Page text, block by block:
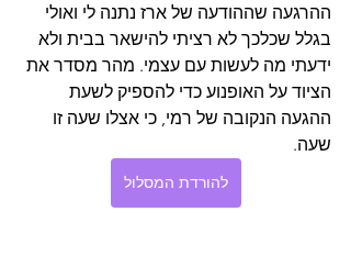
ההרגעה שההודעה של ארז נתנה לי ואולי
בגלל שכלכך לא רציתי להישאר בבית ולא
ידעתי מה לעשות עם עצמי. מהר מסדר את
הציוד על האופנוע כדי להספיק לשעת
ההגעה הנקובה של רמי, כי אצלו שעה זו
שעה.
להורדת המסלול